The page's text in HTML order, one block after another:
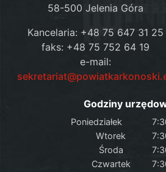
58-500 Jelenia Góra
Kancelaria: +48 75 647 31 25
faks: +48 75 752 64 19
e-mail:
Godziny
Poniedziałek
Wtorek
Środa
Czwartek